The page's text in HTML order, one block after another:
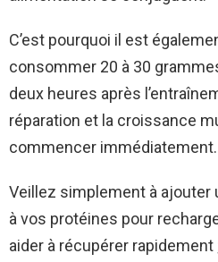
C’est pourquoi il est
consommer 20 à 30
deux heures après
réparation et la croissance
commencer immédiatement.
Veillez simplement à ajouter
à vos protéines pour
aider à récupérer